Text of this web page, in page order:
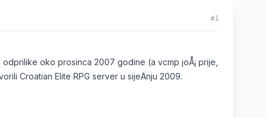
#1
oko prosinca 2007 godine (a vcmp joÅ¡ prije,
Croatian Elite RPG server u sijeÄnju 2009.